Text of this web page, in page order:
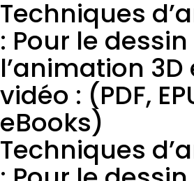
Techniques
: Pour le
l’animation 3D
vidéo : (PDF,
eBooks)
Techniques